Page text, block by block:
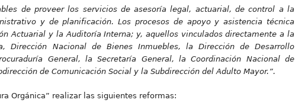
de proveer los servicios de asesoría legal, actuarial, de control a la
y de planificación. Los procesos de apoyo y asistencia técnica
Actuarial y la Auditoría Interna; y, aquellos vinculados directamente a la
Dirección Nacional de Bienes Inmuebles, la Dirección de Desarrollo
General, la Secretaría General, la Coordinación Nacional de
de Comunicación Social y la Subdirección del Adulto Mayor.”.
Orgánica” realizar las siguientes reformas: